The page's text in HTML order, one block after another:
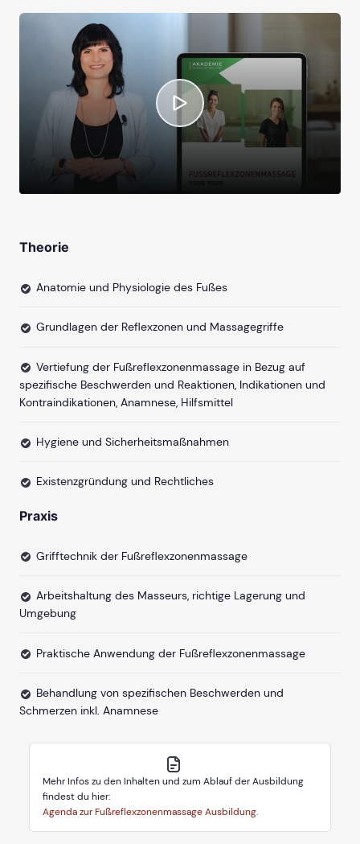
Theorie
Anatomie und Physiologie des Fußes
Grundlagen der Reflexzonen und Massagegriffe
Vertiefung der Fußreflexzonenmassage in Bezug auf
spezifische Beschwerden und Reaktionen, Indikationen und
Kontraindikationen, Anamnese, Hilfsmittel
Hygiene und Sicherheitsmaßnahmen
Existenzgründung und Rechtliches
Praxis
Grifftechnik der Fußreflexzonenmassage
Arbeitshaltung des Masseurs, richtige Lagerung und
Umgebung
Praktische Anwendung der Fußreflexzonenmassage
Behandlung von spezifischen Beschwerden und
Schmerzen inkl. Anamnese
Mehr Infos zu den Inhalten und zum Ablauf der Ausbildung
findest du hier:
Agenda zur Fußreflexzonenmassage Ausbildung.